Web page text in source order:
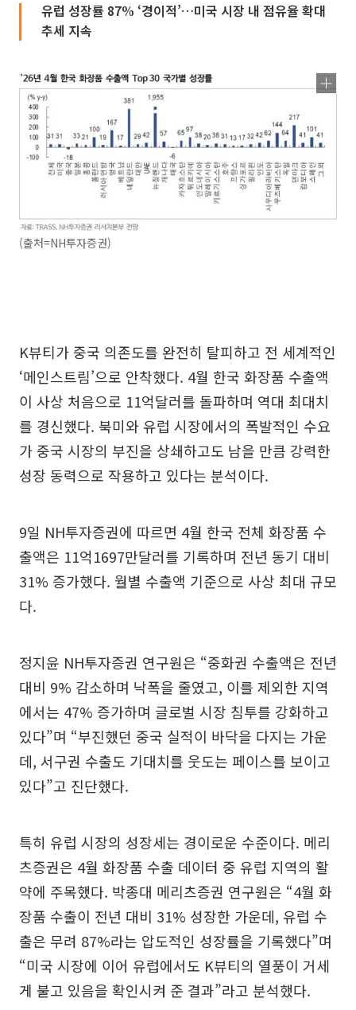
유럽 성장률 87% ‘경이적’…미국 시장 내 점유율 확대
추세 지속
(출처=NH투자증권)
K뷰티가 중국 의존도를 완전히 탈피하고 전 세계적인
‘메인스트림’으로 안착했다. 4월 한국 화장품 수출액
이 사상 처음으로 11억달러를 돌파하며 역대 최대치
를 경신했다. 북미와 유럽 시장에서의 폭발적인 수요
가 중국 시장의 부진을 상쇄하고도 남을 만큼 강력한
성장 동력으로 작용하고 있다는 분석이다.
9일 NH투자증권에 따르면 4월 한국 전체 화장품 수
출액은 11억1697만달러를 기록하며 전년 동기 대비
31% 증가했다. 월별 수출액 기준으로 사상 최대 규모
다.
정지윤 NH투자증권 연구원은 “중화권 수출액은 전년
대비 9% 감소하며 낙폭을 줄였고, 이를 제외한 지역
에서는 47% 증가하며 글로벌 시장 침투를 강화하고
있다”며 “부진했던 중국 실적이 바닥을 다지는 가운
데, 서구권 수출도 기대치를 웃도는 페이스를 보이고
있다”고 진단했다.
특히 유럽 시장의 성장세는 경이로운 수준이다. 메리
츠증권은 4월 화장품 수출 데이터 중 유럽 지역의 활
약에 주목했다. 박종대 메리츠증권 연구원은 “4월 화
장품 수출이 전년 대비 31% 성장한 가운데, 유럽 수
출은 무려 87%라는 압도적인 성장률을 기록했다”며
“미국 시장에 이어 유럽에서도 K뷰티의 열풍이 거세
게 불고 있음을 확인시켜 준 결과”라고 분석했다.